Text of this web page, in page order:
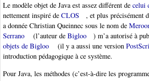
Le modèle objet de Java est assez différent de celui
nettement inspiré de CLOS
, et plus précisément
a donnée Christian Queinnec sous le nom de
Serrano
(l’auteur de Bigloo
) m’a autorisé à
objets de Bigloo
(il y a aussi une version
introduction pédagogique à ce système.
Pour Java, les méthodes (c’est-à-dire les